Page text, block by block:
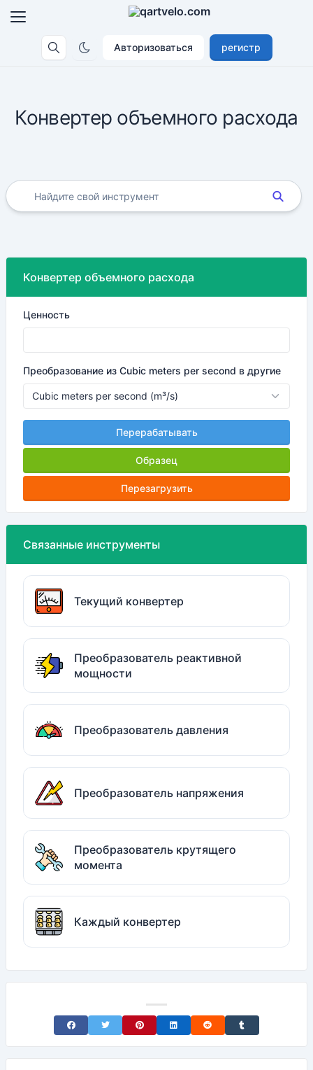
Авторизоваться регистр
Конвертер объемного расхода
Конвертер объемного расхода
Ценность
Преобразование из Cubic meters per second в другие
Перерабатывать
Образец
Перезагрузить
Связанные инструменты
Текущий конвертер
Преобразователь реактивной
мощности
Преобразователь давления
Преобразователь напряжения
Преобразователь крутящего
момента
Каждый конвертер
Share on Facebook
Share on TwitterShare on Pinterest
Share on LinkedIn
Share on RedditShare on Tumblr